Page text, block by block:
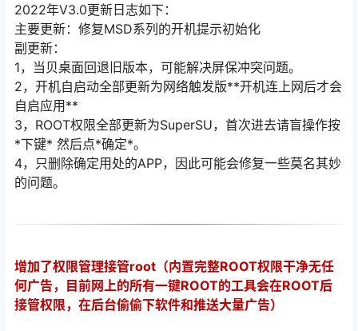
2022年V3.0更新日志如下：
主要更新：修复MSD系列的开机提示初始化
副更新：
1，当贝桌面回退旧版本，可能解决屏保冲突问题。
2，开机自启动全部更新为网络触发版**开机连上网后才会
自启应用**
3，ROOT权限全部更新为SuperSU，首次进去请盲操作按
*下键* 然后点*确定*。
4，只删除确定用处的APP，因此可能会修复一些莫名其妙
的问题。
增加了权限管理接管root（内置完整ROOT权限干净无任
何广告，目前网上的所有一键ROOT的工具会在ROOT后
接管权限，在后台偷偷下软件和推送大量广告）